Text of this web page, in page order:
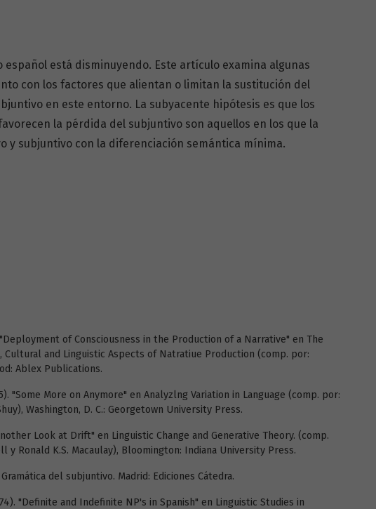
español está disminuyendo. Este artículo examina algunas
con los factores que alientan o limitan la sustitución del
en este entorno. La subyacente hipótesis es que los
la pérdida del subjuntivo son aquellos en los que la
y subjuntivo con la diferenciación semántica mínima.
of Consciousness in the Production of a Narrative" en The
Cultural and Linguistic Aspects of Natratiue Production (comp. por:
Ablex Publications.
"Some More on Anymore" en Analyzlng Variation in Language (comp. por:
Washington, D. C.: Georgetown University Press.
Look at Drift" en Linguistic Change and Generative Theory. (comp.
y Ronald K.S. Macaulay), Bloomington: Indiana University Press.
del subjuntivo. Madrid: Ediciones Cátedra.
"Definite and Indefinite NP's in Spanish" en Linguistic Studies in